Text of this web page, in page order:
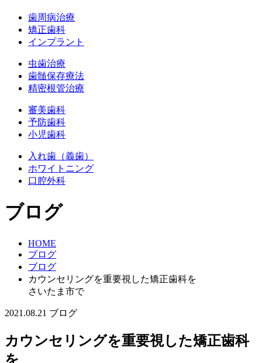
歯周病治療
矯正歯科
インプラント
虫歯治療
歯髄保存療法
精密根管治療
審美歯科
予防歯科
小児歯科
入れ歯（義歯）
ホワイトニング
口腔外科
ブログ
HOME
ブログ
ブログ
カウンセリングを重要視した矯正歯科を
さいたま市で
2021.08.21 ブログ
カウンセリングを重要視した矯正歯科
を